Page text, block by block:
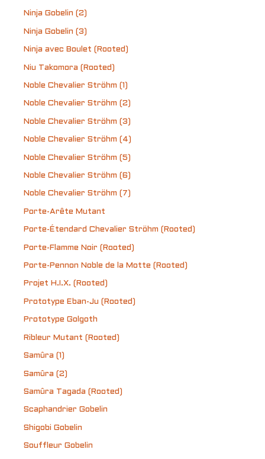
Ninja Gobelin (2)
Ninja Gobelin (3)
Ninja avec Boulet (Rooted)
Niu Takomora (Rooted)
Noble Chevalier Ströhm (1)
Noble Chevalier Ströhm (2)
Noble Chevalier Ströhm (3)
Noble Chevalier Ströhm (4)
Noble Chevalier Ströhm (5)
Noble Chevalier Ströhm (6)
Noble Chevalier Ströhm (7)
Porte-Arête Mutant
Porte-Étendard Chevalier Ströhm (Rooted)
Porte-Flamme Noir (Rooted)
Porte-Pennon Noble de la Motte (Rooted)
Projet H.I.X. (Rooted)
Prototype Eban-Ju (Rooted)
Prototype Golgoth
Ribleur Mutant (Rooted)
Samûra (1)
Samûra (2)
Samûra Tagada (Rooted)
Scaphandrier Gobelin
Shigobi Gobelin
Souffleur Gobelin